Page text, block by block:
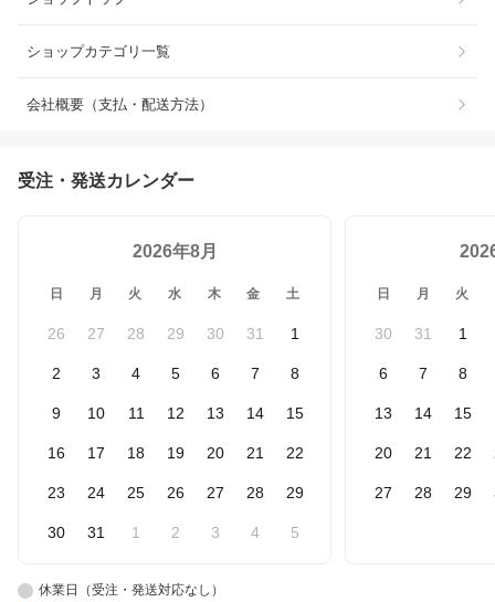
ショップカテゴリ一覧
会社概要（支払・配送方法）
受注・発送カレンダー
2026年8月
日 月 火 水 木 金 土
26 27 28 29 30 31 1
2 3 4 5 6 7 8
9 10 11 12 13 14 15
16 17 18 19 20 21 22
23 24 25 26 27 28 29
30 31 1 2 3 4 5
日 月 火
30 31 1
6 7 8
13 14 15
20 21 22
27 28 29
休業日（受注・発送対応なし）